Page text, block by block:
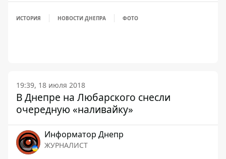
ИСТОРИЯ НОВОСТИ ДНЕПРА ФОТО
19:39, 18 июля 2018
В Днепре на Любарского снесли
очередную «наливайку»
Информатор Днепр
ЖУРНАЛИСТ